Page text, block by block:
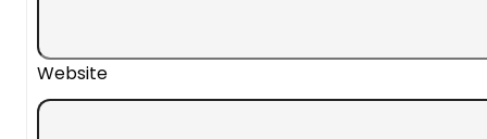
Website